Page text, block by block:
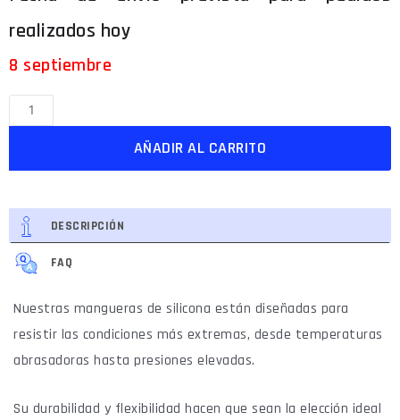
8 septiembre
AÑADIR AL CARRITO
DESCRIPCIÓN
FAQ
Nuestras mangueras de silicona están diseñadas para
resistir las condiciones más extremas, desde temperaturas
abrasadoras hasta presiones elevadas.
Su durabilidad y flexibilidad hacen que sean la elección ideal